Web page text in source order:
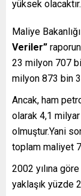
yüksek olacaktır.
Maliye
Veriler”
23 milyon 707
milyon 873 bin
Ancak, ham
olarak 4,1
olmuştur.Yani
toplam maliyet
2002 yılına
yaklaşık yüzde